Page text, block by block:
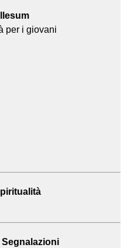
per i giovani
Segnalazioni